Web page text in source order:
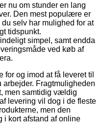
nu om stunder en lang
Den mest populære er
selv har mulighed for at
tidspunkt.
simpel, samt endda
ved køb af
for og imod at få leveret til
Fragtmuligheden
men samtidig vældig
levering vil dog i de fleste
men den
i kort afstand af online